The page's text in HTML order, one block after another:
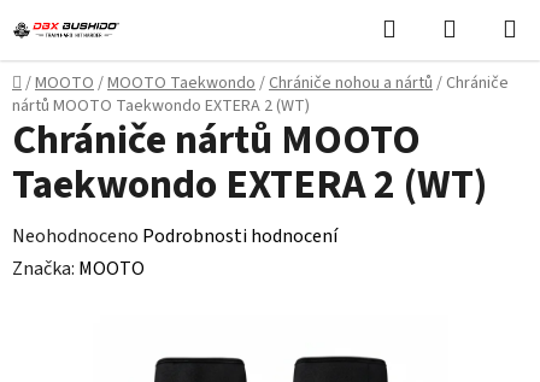
na
obsah
Hledat
KOŠÍK
Domů
/MOOTO/MOOTO Taekwondo/Chrániče nohou a nártů/ Chrániče
nártů MOOTO Taekwondo EXTERA 2 (WT)
Chrániče nártů MOOTO
Taekwondo EXTERA 2 (WT)
Průměrné
hodnocení
Neohodnoceno Podrobnosti hodnocení
Značka: MOOTO